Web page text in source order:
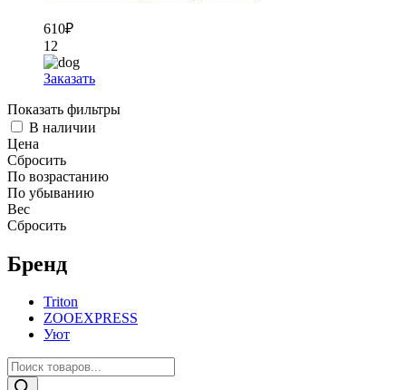
610₽
12
Заказать
Показать фильтры
В наличии
Цена
Сбросить
По возрастанию
По убыванию
Вес
Сбросить
Бренд
Triton
ZOOEXPRESS
Уют
Поиск
товаров